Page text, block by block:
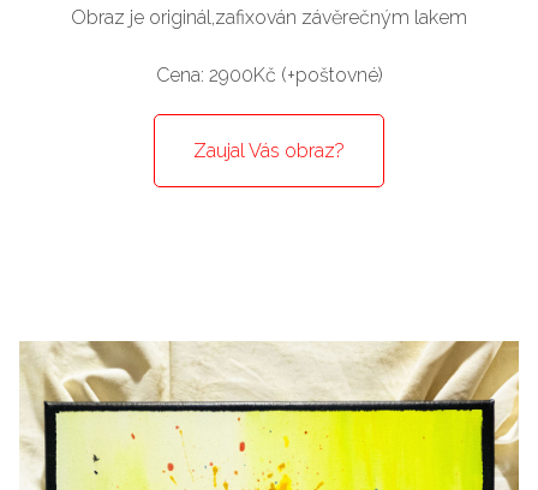
Obraz je originál,zafixován závěrečným lakem
Cena: 2900Kč (+poštovné)
Zaujal Vás obraz?